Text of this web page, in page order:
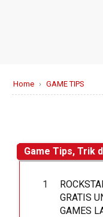
Home › GAME TIPS
Game Tips, Trik
GRATIS
GAMES